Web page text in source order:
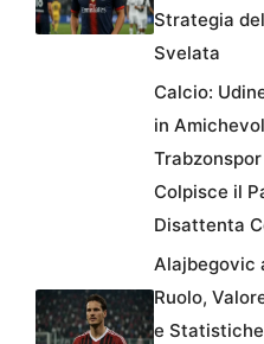
Strategia
Svelata
Calcio:
in
Colpisce il
Disattenta
Alajbegovic
Ruolo,
e